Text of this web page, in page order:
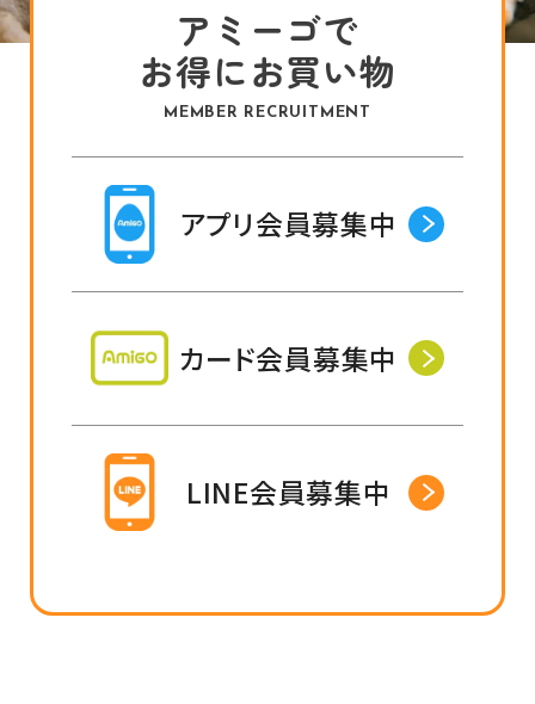
アミーゴで
お得にお買い物
MEMBER RECRUITMENT
アプリ会員募集中
カード会員募集中
LINE会員募集中